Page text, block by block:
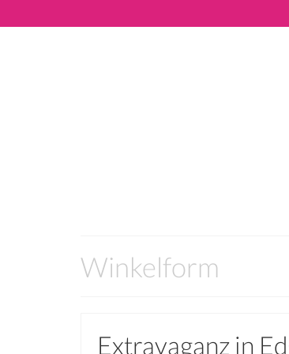
Winkelform
Extravaganz in